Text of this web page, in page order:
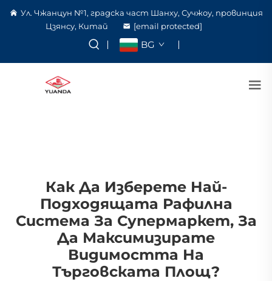
Ул. Чжанцун №1, градска част Шанху, Сучжоу, провинция
Цзянсу, Китай
[email protected]
BG
Как Да Изберете Най-
Подходящата Рафилна
Система За Супермаркет, За
Да Максимизирате
Видимостта На
Търговската Площ?